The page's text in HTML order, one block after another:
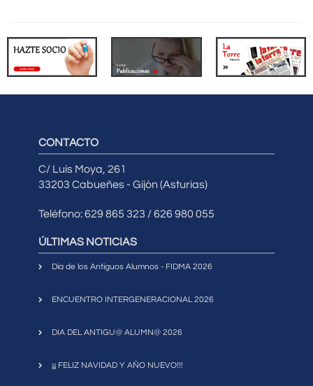
CONTACTO
C/ Luis Moya, 261
33203 Cabueñes - Gijón (Asturias)
Teléfono: 629 865 323 / 626 980 055
ÚLTIMAS NOTICIAS
Día de los Antiguos Alumnos - FIDMA 2026
ENCUENTRO INTERGENERACIONAL 2026
DIA DEL ANTIGU@ ALUMN@ 2026
¡¡¡ FELIZ NAVIDAD Y AÑO NUEVO!!!